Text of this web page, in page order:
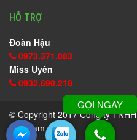
HỖ TRỢ
Đoàn Hậu
0973.371.083
Miss Uyên
0932.690.218
© Copyright 2017Công ty
Việt Nam
GỌI NGAY